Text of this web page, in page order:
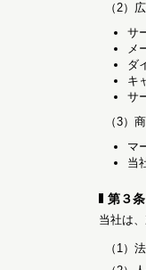
（2）
サ
メ
ダ
キ
サ
（3）
マ
当
第３
当社は
（1）